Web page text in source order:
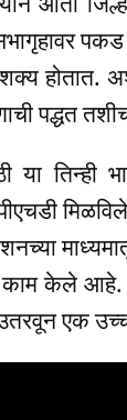
सभागृहावर
होतात.
पद्धत
या तिन्ही
काम केले आहे.
उतरवून एक